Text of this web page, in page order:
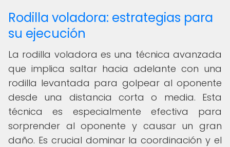
Rodilla voladora: estrategias para
su ejecución
La rodilla voladora es una técnica avanzada
que implica saltar hacia adelante con una
rodilla levantada para golpear al oponente
desde una distancia corta o media. Esta
técnica es especialmente efectiva para
sorprender al oponente y causar un gran
daño. Es crucial dominar la coordinación y el